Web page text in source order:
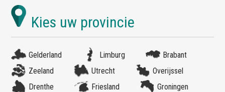
Gelderland Limburg
Brabant
Zeeland
Utrecht
Overijssel
Drenthe
Friesland
Groningen